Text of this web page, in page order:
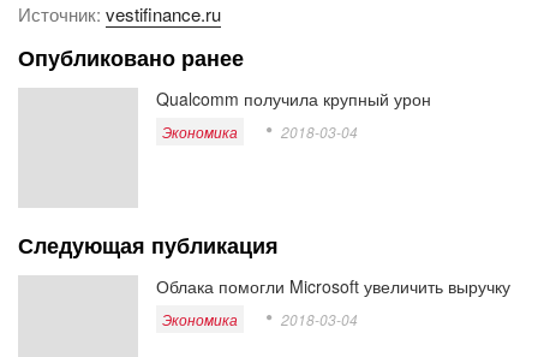
Источник: vestifinance.ru
Опубликовано ранее
Qualcomm получила крупный урон
Экономика 2018-03-04
Следующая публикация
Облака помогли Microsoft увеличить выручку
Экономика 2018-03-04